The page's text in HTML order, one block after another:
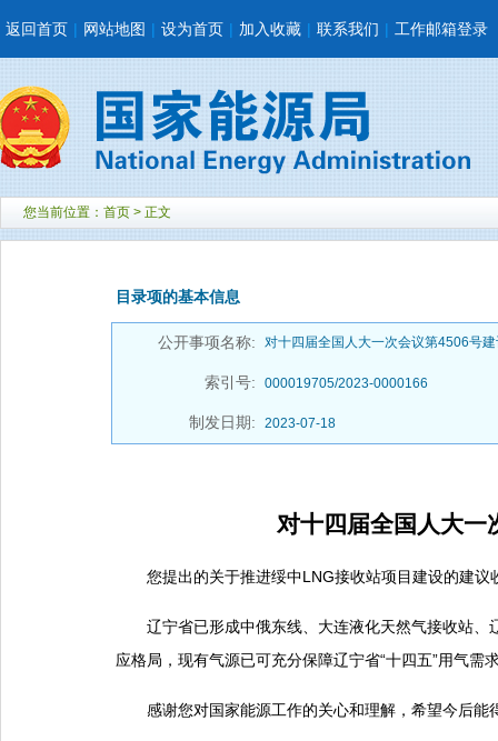
返回首页 | 网站地图 | 设为首页 | 加入收藏 | 联系我们 | 工作邮箱登录
您当前位置： 首页 > 正文
目录项的基本信息
公开事项名称: 对十四届全国人大一次会议第4506号
索引号: 000019705/2023-0000166
制发日期: 2023-07-18
对十四届全国人大一
您提出的关于推进绥中LNG接收站项目建设的建议
辽宁省已形成中俄东线、大连液化天然气接收站、
应格局，现有气源已可充分保障辽宁省“十四五”用气需
感谢您对国家能源工作的关心和理解，希望今后能